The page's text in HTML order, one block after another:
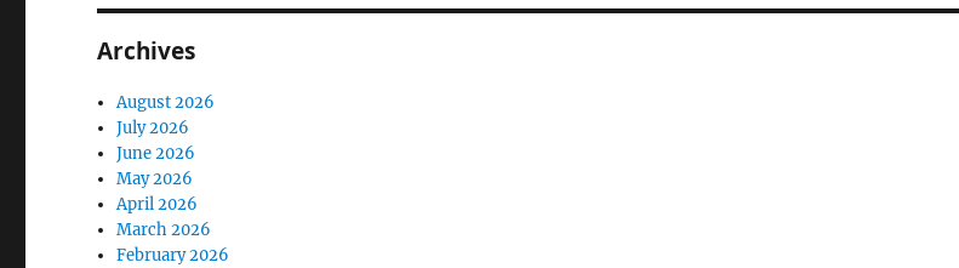
Archives
August 2026
July 2026
June 2026
May 2026
April 2026
March 2026
February 2026